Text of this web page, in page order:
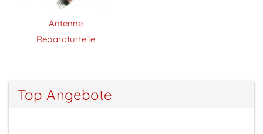
Antenne
Reparaturteile
Top Angebote